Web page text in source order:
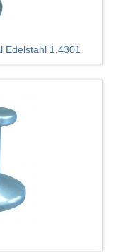
Edelstahl 1.4301